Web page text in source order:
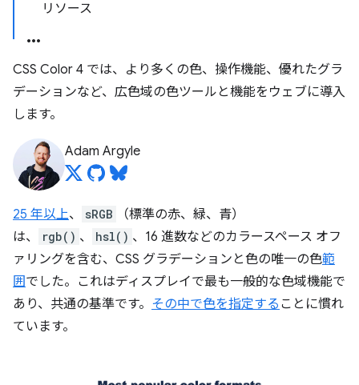
リソース
CSS Color 4 では、より多くの色、操作機能、優れたグラ
デーションなど、広色域の色ツールと機能をウェブに導入
します。
Adam Argyle
25 年以上、 sRGB
（標準の赤、緑、青）
は、
rgb() 、 hsl() 、16 進数などのカラースペース オフ
ァリングを含む、CSS グラデーションと色の唯一の色範
囲でした。これはディスプレイで最も一般的な色域機能で
あり、共通の基準です。 その中で色を指定する ことに慣れ
ています。